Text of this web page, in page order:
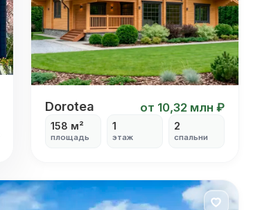
Dorotea
Dorotea от 10,32 млн ₽
158 м²
площадь
1
этаж
2
спальни